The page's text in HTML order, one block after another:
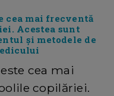
cea mai frecventă
Acestea sunt
şi metodele de
cea mai
copilăriei.